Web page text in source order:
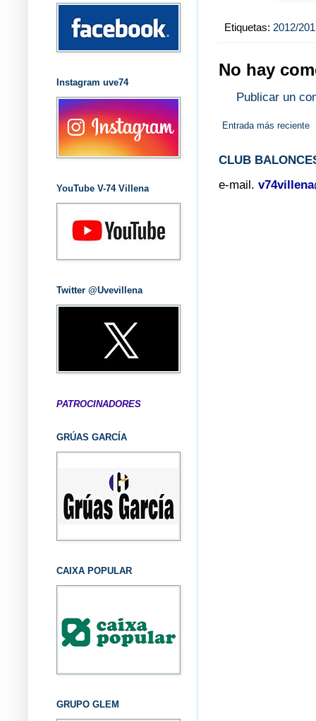
Etiquetas: 2012/
No hay
Publicar un
Entrada más reciente
CLUB
e-mail.
Instagram uve74
YouTube V-74 Villena
Twitter @Uvevillena
PATROCINADORES
GRÚAS GARCÍA
CAIXA POPULAR
GRUPO GLEM